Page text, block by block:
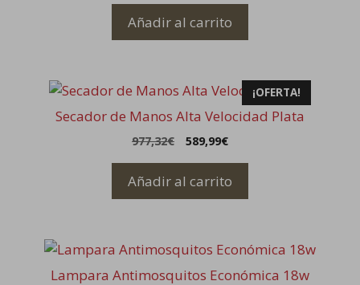
Añadir al carrito
¡OFERTA!
Secador de Manos Alta Velocidad Plata
977,32€
El
original
era:
589,99€El
es:
Añadir al carrito
Lampara Antimosquitos Económica 18w